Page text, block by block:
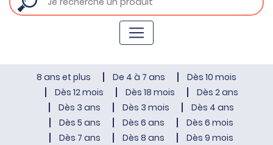
8 ans et plus De 4 à 7 ans
Dès 10 mois
Dès 12 mois
Dès 18 mois
Dès 2 ans
Dès 3 ans
Dès 3 mois
Dès 4 ans
Dès 5 ans
Dès 6 ans
Dès 6 mois
Dès 7 ans
Dès 8 ans
Dès 9 mois